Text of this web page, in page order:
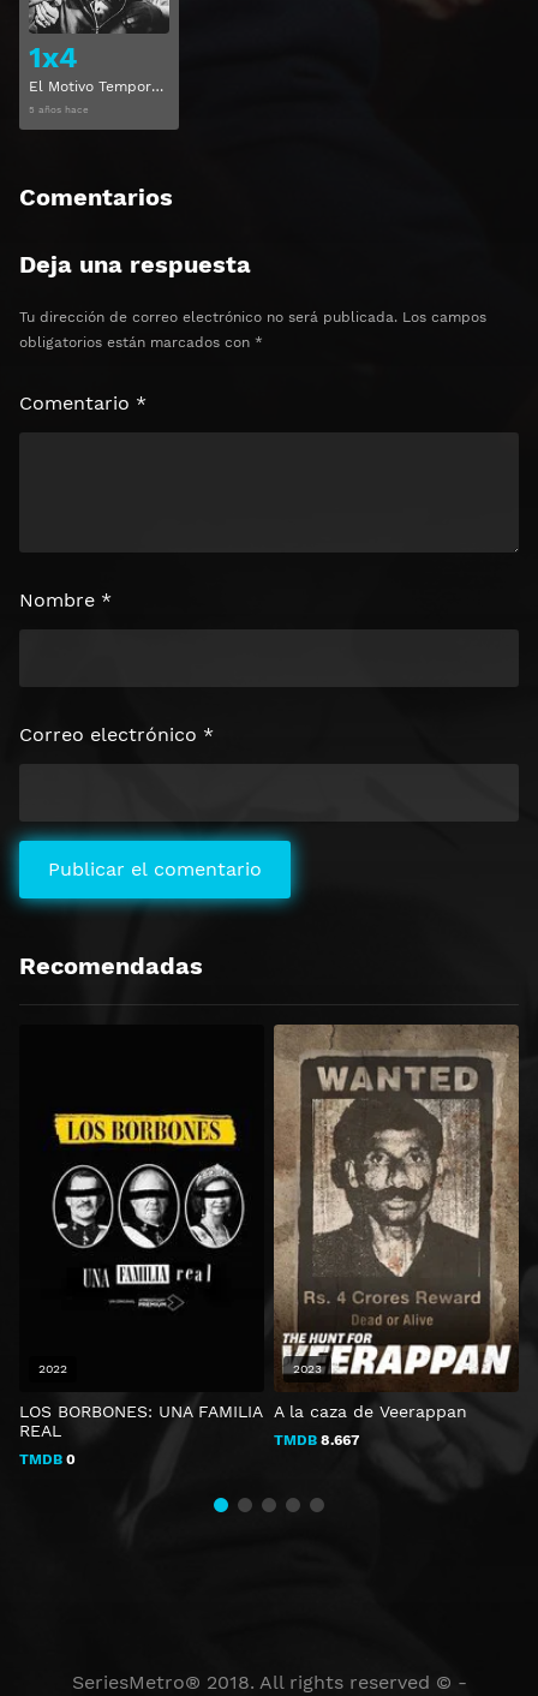
1x4
El Motivo Temporada 1 Capitulo 4
5 años hace
Comentarios
Deja una respuesta
Tu dirección de correo electrónico no será publicada. Los campos
obligatorios están marcados con *
Comentario *
Nombre *
Correo electrónico *
Recomendadas
LOS BORBONES: UNA FAMILIA
REAL
TMDB 0
2022
A la caza de Veerappan
TMDB 8.667
2023
SeriesMetro® 2018. All rights reserved © -